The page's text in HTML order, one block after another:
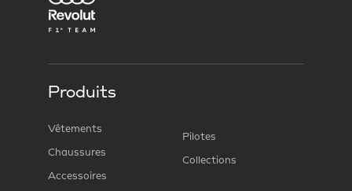
Produits
Vêtements
Chaussures
Accessoires
Pilotes
Collections